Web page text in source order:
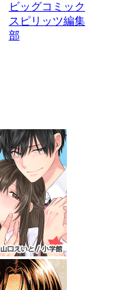
ビッグコミック
スピリッツ編集
部